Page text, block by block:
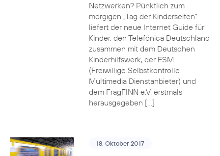
Netzwerken? Pünktlich zum
morgigen „Tag der Kinderseiten“
liefert der neue Internet Guide für
Kinder, den Telefónica Deutschland
zusammen mit dem Deutschen
Kinderhilfswerk, der FSM
(Freiwillige Selbstkontrolle
Multimedia Dienstanbieter) und
dem FragFINN e.V. erstmals
herausgegeben […]
18. Oktober 2017